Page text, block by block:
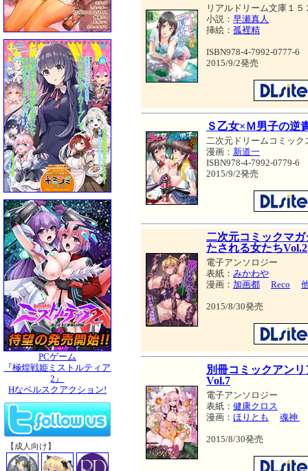
PCゲーム
『極煌戦姫ミストルティア
2』
Hなベルスクアクション!
【成人向け】
リアルドリーム文庫１５
小説： 早瀬真人
挿絵： 孤裡精
ISBN978-4-7992-0777-6
2015/9/2発売
Ｓ乙女×Ｍ男子の逆
二次元ドリームコミック
漫画： 新道一
ISBN978-4-7992-0779-6
2015/9/2発売
二次元コミックマ
たされる女たちVol.2
電子アンソロジー
表紙： みかわや
漫画： 加画都 Reco
2015/8/30発売
別冊コミックアン
Vol.7
電子アンソロジー
表紙： 健康クロス
漫画： ほりとも 魂神
2015/8/30発売